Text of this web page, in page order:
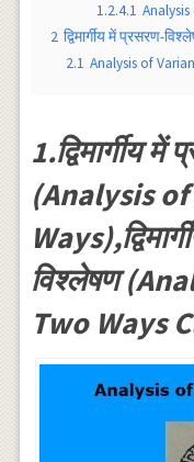
1.2.4.1
2 द्विमार्गीय में प्रसरण-
2.1 Analysis of
1.द्विमार्गीय
(Analysis
विश्लेषण
Two Ways